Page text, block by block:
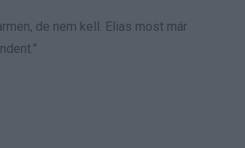
de nem kell. Elias most már